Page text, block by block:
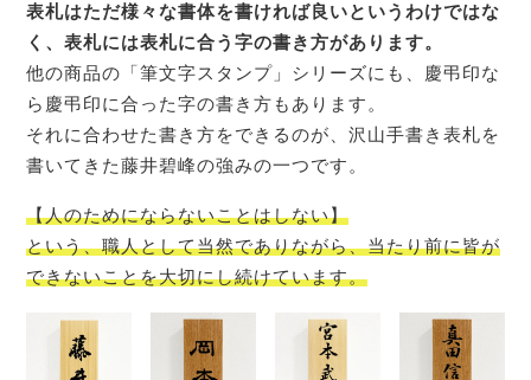
表札はただ様々な書体を書ければ良いというわけではな
く、表札には表札に合う字の書き方があります。
他の商品の「筆文字スタンプ」シリーズにも、慶弔印な
ら慶弔印に合った字の書き方もあります。
それに合わせた書き方をできるのが、沢山手書き表札を
書いてきた藤井碧峰の強みの一つです。
【人のためにならないことはしない】
という、職人として当然でありながら、当たり前に皆が
できないことを大切にし続けています。